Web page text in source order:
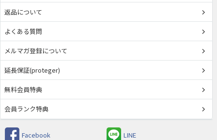
返品について
よくある質問
メルマガ登録について
延長保証(proteger)
無料会員特典
会員ランク特典
Facebook LINE